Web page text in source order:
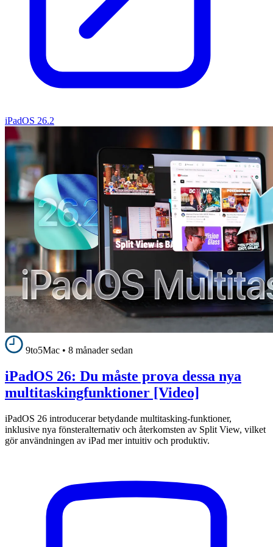
iPadOS 26.2
9to5Mac • 8 månader sedan
iPadOS 26: Du måste prova dessa nya
multitaskingfunktioner [Video]
iPadOS 26 introducerar betydande multitasking-funktioner,
inklusive nya fönsteralternativ och återkomsten av Split View, vilket
gör användningen av iPad mer intuitiv och produktiv.